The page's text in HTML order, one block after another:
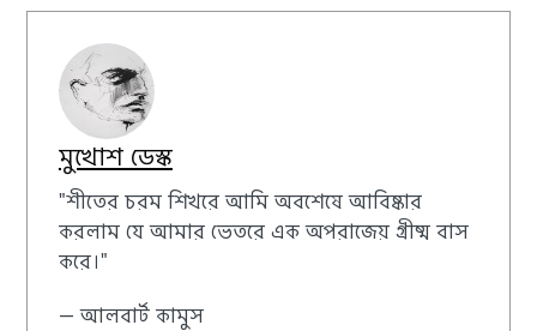
মুখোশ ডেস্ক
"শীতের চরম শিখরে আমি অবশেষে আবিষ্কার
করলাম যে আমার ভেতরে এক অপরাজেয় গ্রীষ্ম বাস
করে।"
— আলবার্ট কামুস